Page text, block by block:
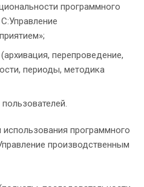
программного
перепроведение,
периоды, методика
программного
производственным